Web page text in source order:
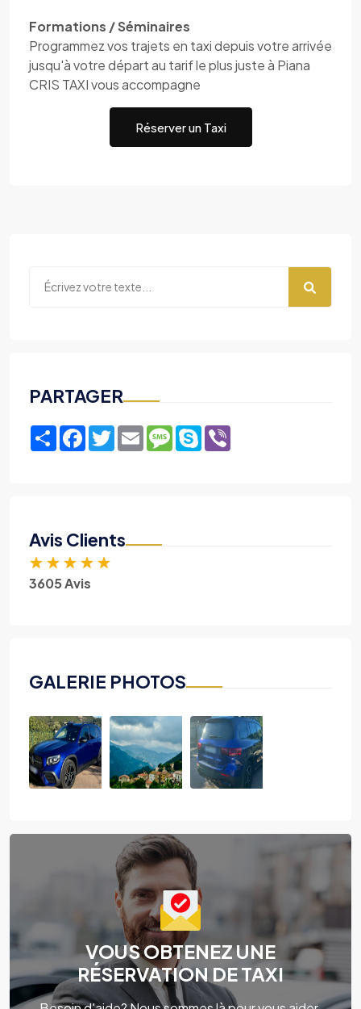
Formations / Séminaires
Programmez vos trajets en taxi depuis votre arrivée
jusqu'à votre départ au tarif le plus juste à Piana
CRIS TAXI vous accompagne
Réserver un Taxi
PARTAGER
ShareFacebook
TwitterEmailMessage
Skype
Avis Clients
★ ★ ★ ★ ★
3605 Avis
GALERIE PHOTOS
VOUS OBTENEZ UNE
RÉSERVATION DE TAXI